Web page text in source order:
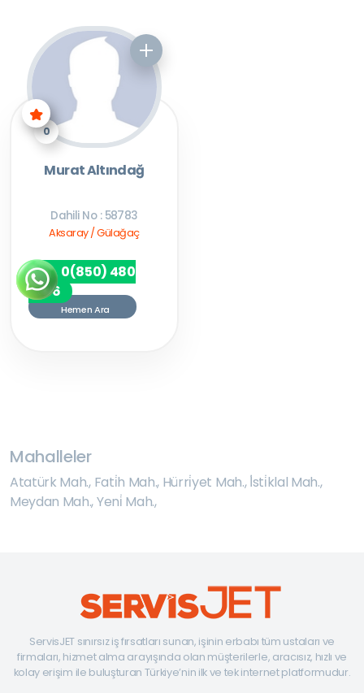
0
Murat Altındağ
Dahili No : 58783
Aksaray / Gülağaç
0(850) 480
7256
Hemen Ara
Mahalleler
Atatürk Mah., Fati̇h Mah., Hürri̇yet Mah.,İ̇sti̇klal Mah.,
Meydan Mah.,Yeni̇ Mah.,
ServisJET sınırsız iş fırsatları sunan, işinin erbabı tüm ustaları ve
firmaları, hizmet alma arayışında olan müşterilerle, aracısız, hızlı ve
kolay erişim ile buluşturan Türkiye’nin ilk ve tek internet platformudur.